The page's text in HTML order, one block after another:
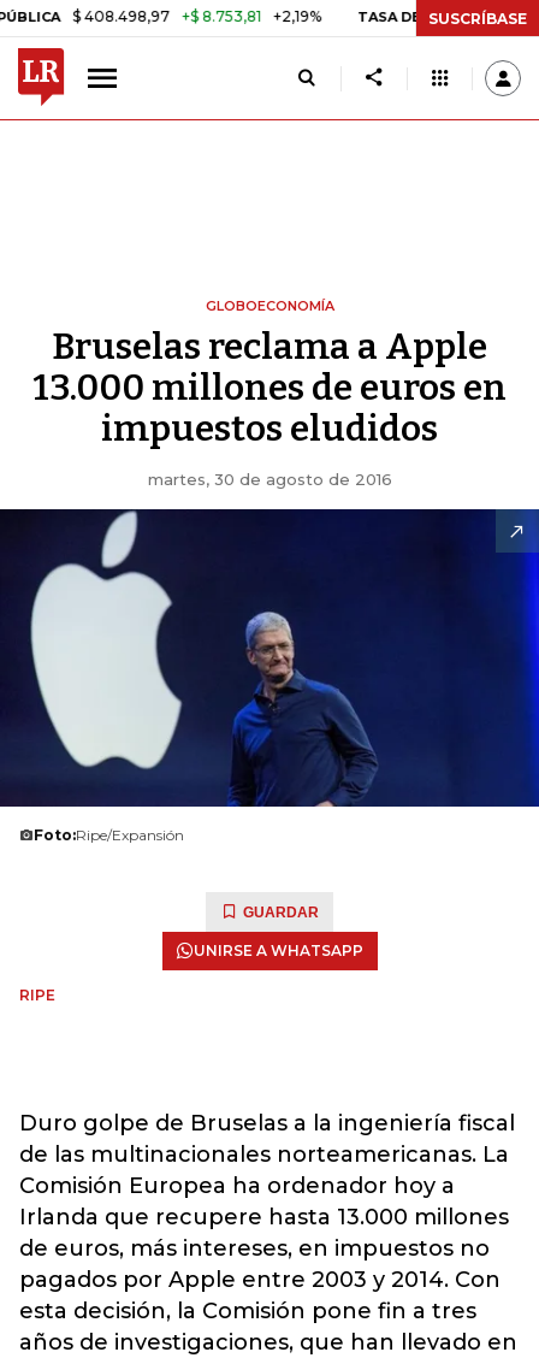
$ 408.498,97 +$ 8.753,81 +2,19% TASA DE USURA CRÉDITO
SUSCRÍBASE
GLOBOECONOMÍA
Bruselas reclama a Apple
13.000 millones de euros en
impuestos eludidos
martes, 30 de agosto de 2016
Foto:Ripe/Expansión
GUARDAR
UNIRSE A WHATSAPP
RIPE
Duro golpe de Bruselas a la ingeniería fiscal
de las multinacionales norteamericanas. La
Comisión Europea ha ordenador hoy a
Irlanda que recupere hasta 13.000 millones
de euros, más intereses, en impuestos no
pagados por Apple entre 2003 y 2014. Con
esta decisión, la Comisión pone fin a tres
años de investigaciones, que han llevado en